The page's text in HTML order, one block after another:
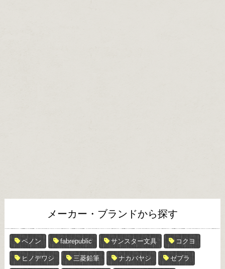
メーカー・ブランドから探す
ペノン fabrepublic サンスター文具 コクヨ
ヒノデワシ 三菱鉛筆 ナカバヤシ ゼブラ